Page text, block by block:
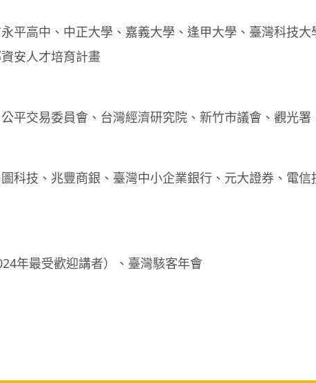
平高中、中正大學、嘉義大學、逢甲大學、臺灣科技
安人才培育計畫
平交易委員會、台灣經濟研究院、新竹市議會、觀光署
科技、兆豐商銀、臺灣中小企業銀行、元大證券、電
年最受歡迎講者）、臺灣駭客年會